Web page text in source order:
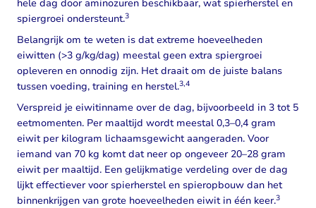
hele dag door aminozuren beschikbaar, wat spierherstel en
spiergroei ondersteunt.3
Belangrijk om te weten is dat extreme hoeveelheden
eiwitten (>3 g/kg/dag) meestal geen extra spiergroei
opleveren en onnodig zijn. Het draait om de juiste balans
tussen voeding, training en herstel.3,4
Verspreid je eiwitinname over de dag, bijvoorbeeld in 3 tot 5
eetmomenten. Per maaltijd wordt meestal 0,3–0,4 gram
eiwit per kilogram lichaamsgewicht aangeraden. Voor
iemand van 70 kg komt dat neer op ongeveer 20–28 gram
eiwit per maaltijd. Een gelijkmatige verdeling over de dag
lijkt effectiever voor spierherstel en spieropbouw dan het
binnenkrijgen van grote hoeveelheden eiwit in één keer.3